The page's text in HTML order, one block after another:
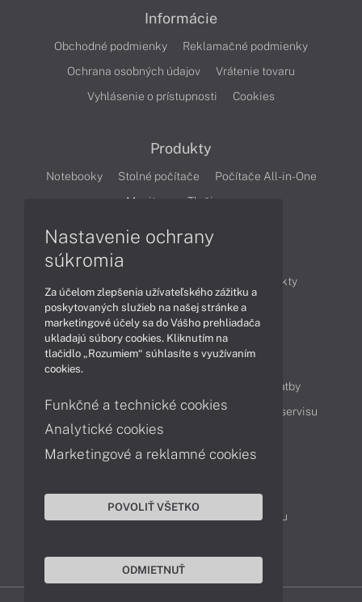
Informácie
Obchodné podmienky
Reklamačné podmienky
Ochrana osobných údajov
Vrátenie tovaru
Vyhlásenie o prístupnosti
Cookies
Produkty
Notebooky Stolné počítače
Počítače All-in-One
Monitory
Tlačiarne
Produkty
Technológie
Videá
Obsah
Možnosti doručenia a platby
Podpora a servis
Servisné služby Cenník servisu
Kontakty
043 4224 771
Obchodné oddelenie
Reklamácia tovaru
Nastavenie ochrany
súkromia
Za účelom zlepšenia užívateľského zážitku a
poskytovaných služieb na našej stránke a
marketingové účely sa do Vášho prehliadača
ukladajú súbory cookies. Kliknutím na
tlačidlo „Rozumiem“ súhlasíte s využívaním
cookies.
Funkčné a technické cookies
Analytické cookies
Marketingové a reklamné cookies
POVOLIŤ VŠETKO
ODMIETNUŤ